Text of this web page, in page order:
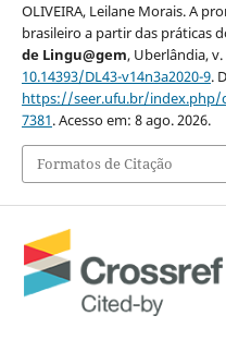
OLIVEIRA, Leilane Morais. A
brasileiro a partir das práticas
de Lingu@gem, Uberlândia, v.
10.14393/DL43-v14n3a2020-9.
https://seer.ufu.br/
7381. Acesso em: 8 ago. 2026.
Formatos de Citação